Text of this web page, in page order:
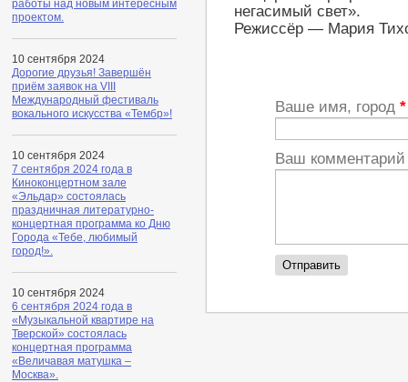
работы над новым интересным
проектом.
10 сентября 2024
Дорогие друзья! Завершён
приём заявок на VIII
Международный фестиваль
вокального искусства «Тембр»!
10 сентября 2024
7 сентября 2024 года в
Киноконцертном зале
«Эльдар» состоялась
праздничная литературно-
концертная программа ко Дню
Города «Тебе, любимый
город!».
10 сентября 2024
6 сентября 2024 года в
«Музыкальной квартире на
Тверской» состоялась
концертная программа
«Величавая матушка –
Москва».
негасимый свет».
Режиссёр — Мария
Ваше имя, город *
Ваш